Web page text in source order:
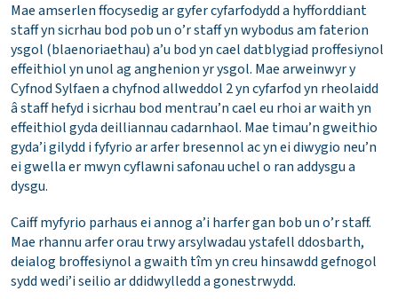
Mae amserlen ffocysedig ar gyfer cyfarfodydd a hyfforddiant
staff yn sicrhau bod pob un o’r staff yn wybodus am faterion
ysgol (blaenoriaethau) a’u bod yn cael datblygiad proffesiynol
effeithiol yn unol ag anghenion yr ysgol. Mae arweinwyr y
Cyfnod Sylfaen a chyfnod allweddol 2 yn cyfarfod yn rheolaidd
â staff hefyd i sicrhau bod mentrau’n cael eu rhoi ar waith yn
effeithiol gyda deilliannau cadarnhaol. Mae timau’n gweithio
gyda’i gilydd i fyfyrio ar arfer bresennol ac yn ei diwygio neu’n
ei gwella er mwyn cyflawni safonau uchel o ran addysgu a
dysgu.
Caiff myfyrio parhaus ei annog a’i harfer gan bob un o’r staff.
Mae rhannu arfer orau trwy arsylwadau ystafell ddosbarth,
deialog broffesiynol a gwaith tîm yn creu hinsawdd gefnogol
sydd wedi’i seilio ar ddidwylledd a gonestrwydd.